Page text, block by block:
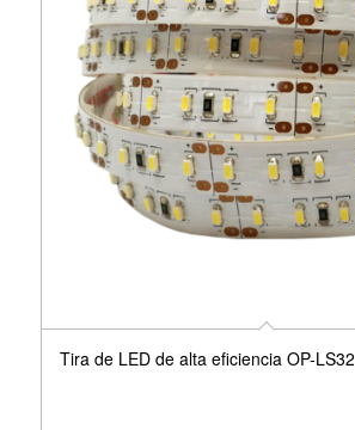
Tira de LED de alta eficiencia OP-LS32